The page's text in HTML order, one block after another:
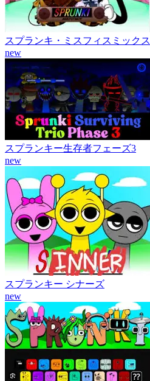
スプランキ・ミスフィスミックス
new
スプランキー生存者フェーズ3
new
スプランキー シナーズ
new